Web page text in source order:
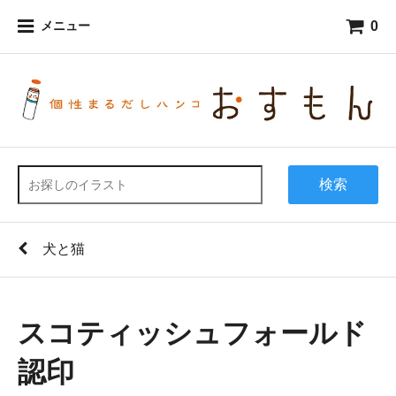
メニュー 0
検索
犬と猫
スコティッシュフォールド
認印